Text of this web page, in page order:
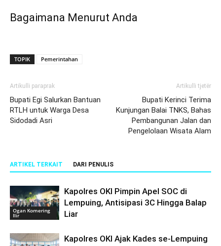
Bagaimana Menurut Anda
TOPIK Pemerintahan
Artikulli paraprak
Bupati Egi Salurkan Bantuan
RTLH untuk Warga Desa
Sidodadi Asri
Artikulli tjetër
Bupati Kerinci Terima
Kunjungan Balai TNKS, Bahas
Pembangunan Jalan dan
Pengelolaan Wisata Alam
ARTIKEL TERKAIT DARI PENULIS
Ogan Komering
Ilir
Kapolres OKI Pimpin Apel SOC di
Lempuing, Antisipasi 3C Hingga Balap
Liar
Kapolres OKI Ajak Kades se-Lempuing